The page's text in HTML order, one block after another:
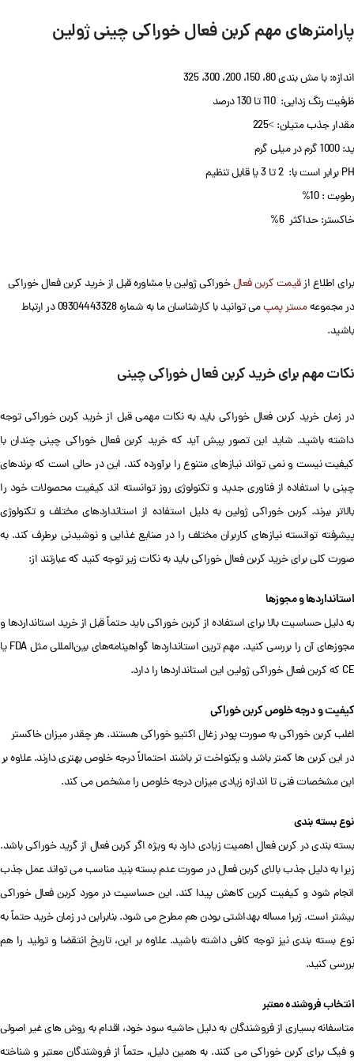
پارامترهای مهم کربن فعال خوراکی چینی ژولین
اندازه: با مش بندی 80، 150، 200، 300، 325
ظرفیت رنگ زدایی: 110 تا 130 درصد
مقدار جذب متیلن: >225
ید: 1000 گرم در میلی گرم
PH برابر است با: 2 تا 3 یا قابل تنظیم
رطوبت : 10%
خاکستر: حداکثر 6%
برای اطلاع ازقیمت کربن فعالخوراکی ژولین یا مشاوره قبل از خرید کربن فعال خوراکی
در مجموعهمستر پمپ
می توانید با کارشناسان ما به شماره 09304443328 در ارتباط
باشید.
نکات مهم برای خرید کربن فعال خوراکی چینی
در زمان خرید کربن فعال خوراکی باید به نکات مهمی قبل از خرید کربن خوراکی توجه
داشته باشید. شاید این تصور پیش آید که خرید کربن فعال خوراکی چینی چندان با
کیفیت نیست و نمی تواند نیازهای متنوع را برآورده کند. این در حالی است که برندهای
چینی با استفاده از فناوری جدید و تکنولوژی روز توانسته اند کیفیت محصولات خود را
بالاتر ببرند. کربن خوراکی ژولین به دلیل استفاده از استانداردهای مختلف و تکنولوژی
پیشرفته توانسته نیازهای کاربران مختلف را در صنایع غذایی و نوشیدنی برطرف کند. به
صورت کلی برای خرید کربن فعال خوراکی باید به نکات زیر توجه کنید که عبارتند از:
استانداردها و مجوزها
به دلیل حساسیت بالا برای استفاده از کربن خوراکی باید حتماً قبل از خرید استانداردها و
مجوزهای آن را بررسی کنید. مهم ترین استانداردها گواهینامه‌های بین‌المللی مثل FDA یا
CE که کربن فعال خوراکی ژولین این استانداردها را دارد.
کیفیت و درجه خلوص کربن خوراکی
اغلب کربن خوراکی به صورت پودر زغال اکتیو خوراکی هستند. هر چقدر میزان خاکستر
در این کربن ها کمتر باشد و یکنواخت تر باشند احتمالاً درجه خلوص بهتری دارند. علاوه بر
این مشخصات فنی تا اندازه زیادی میزان درجه خلوص را مشخص می کند.
نوع بسته بندی
بسته بندی در کربن فعال اهمیت زیادی دارد به ویژه اگر کربن فعال از گرید خوراکی باشد.
زیرا به دلیل جذب بالای کربن فعال در صورت عدم بسته بنید مناسب می تواند عمل جذب
انجام شود و کیفیت کربن کاهش پیدا کند. این حساسیت در مورد کربن فعال خوراکی
بیشتر است. زیرا مساله بهداشتی بودن هم مطرح می شود. بنابراین در زمان خرید حتماً به
نوع بسته بندی نیز توجه کافی داشته باشید. علاوه بر این، تاریخ انتقضا و تولید را هم
بررسی کنید.
انتخاب فروشنده معتبر
متاسفانه بسیاری از فروشندگان به دلیل حاشیه سود خود، اقدام به روش های غیر اصولی
و فیک برای کربن خوراکی می کنند. به همین دلیل، حتماً از فروشندگان معتبر و شناخته